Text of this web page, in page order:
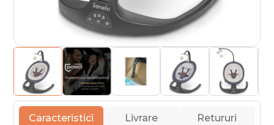
Caracteristici Livrare Retururi